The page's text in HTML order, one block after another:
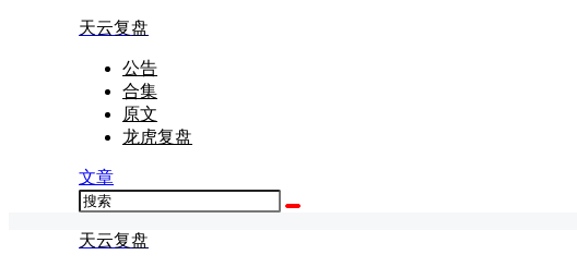
天云复盘
公告
合集
原文
龙虎复盘
文章
天云复盘